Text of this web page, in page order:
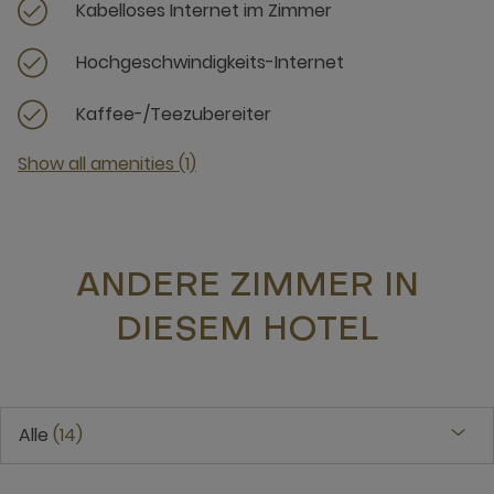
Kabelloses Internet im Zimmer
Hochgeschwindigkeits-Internet
Kaffee-/Teezubereiter
Show all amenities (1)
ANDERE ZIMMER IN
DIESEM HOTEL
Alle 14